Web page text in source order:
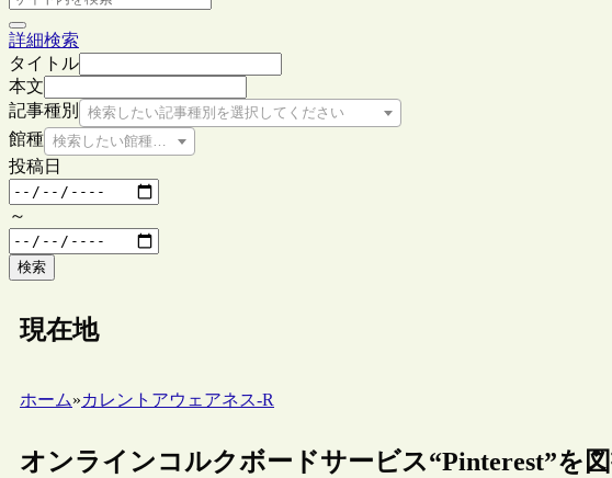
詳細検索
タイトル
本文
記事種別
検索したい記事種別を選択してください
館種 検索したい館種を選択してください
投稿日
～
検索
現在地
ホーム»カレントアウェアネス-R
オンラインコルクボードサービス“Pinterest”を